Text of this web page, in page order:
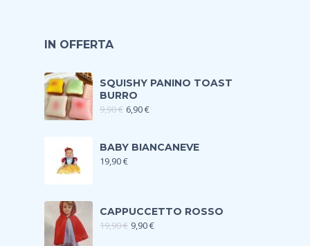
IN OFFERTA
SQUISHY PANINO TOAST
BURRO
9,90€ 6,90€
BABY BIANCANEVE
19,90€
CAPPUCCETTO ROSSO
19,90€ 9,90€